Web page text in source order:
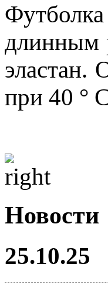
длинным
эластан.
при 40 °
Новости
25.10.25